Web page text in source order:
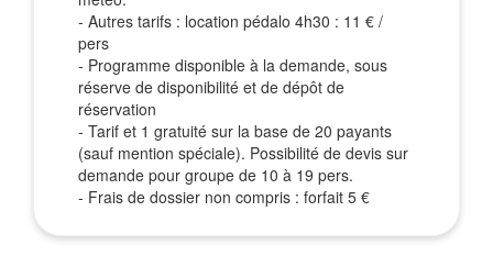
- Autres tarifs : location pédalo 4h30 : 11 € /
pers
- Programme disponible à la demande, sous
réserve de disponibilité et de dépôt de
réservation
- Tarif et 1 gratuité sur la base de 20 payants
(sauf mention spéciale). Possibilité de devis sur
demande pour groupe de 10 à 19 pers.
- Frais de dossier non compris : forfait 5 €